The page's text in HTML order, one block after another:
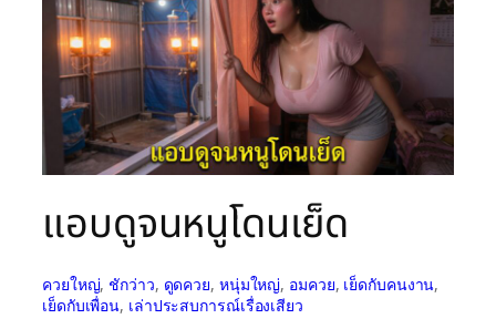
แอบดูจนหนูโดนเย็ด
ควยใหญ่, ชักว่าว, ดูดควย, หนุ่มใหญ่, อมควย, เย็ดกับคนงาน
เย็ดกับเพื่อน, เล่าประสบการณ์เรื่องเสียว